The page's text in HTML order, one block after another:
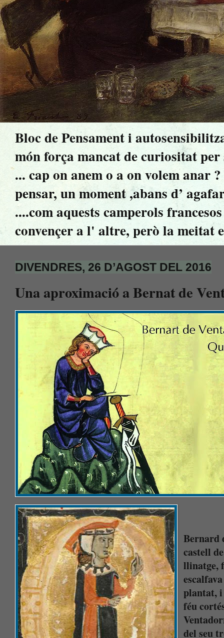
Bloc de Pensament i
món força mancat de curiositat per
... cap on anem o a on volem anar
pensar, un moment ,abans d’
....com aquests camperols
convençer a l' altre, però la meitat
DIVENDRES, 26 D’AGOST DEL 2016
Una aproximació a Bernat de
Bernard
castell
llinatge,
plantat,
féu
del seu